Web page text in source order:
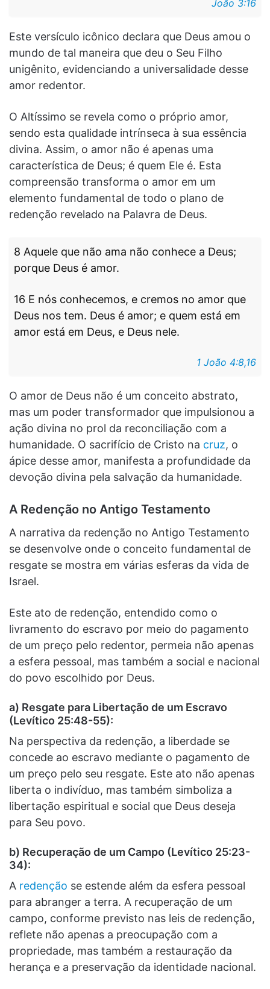
João 3:16
Este versículo icônico declara que Deus amou o
mundo de tal maneira que deu o Seu Filho
unigênito, evidenciando a universalidade desse
amor redentor.
O Altíssimo se revela como o próprio amor,
sendo esta qualidade intrínseca à sua essência
divina. Assim, o amor não é apenas uma
característica de Deus; é quem Ele é. Esta
compreensão transforma o amor em um
elemento fundamental de todo o plano de
redenção revelado na Palavra de Deus.
8 Aquele que não ama não conhece a Deus;
porque Deus é amor.
16 E nós conhecemos, e cremos no amor que
Deus nos tem. Deus é amor; e quem está em
amor está em Deus, e Deus nele.
1 João 4:8,16
O amor de Deus não é um conceito abstrato,
mas um poder transformador que impulsionou a
ação divina no prol da reconciliação com a
humanidade. O sacrifício de Cristo na cruz, o
ápice desse amor, manifesta a profundidade da
devoção divina pela salvação da humanidade.
A Redenção no Antigo Testamento
A narrativa da redenção no Antigo Testamento
se desenvolve onde o conceito fundamental de
resgate se mostra em várias esferas da vida de
Israel.
Este ato de redenção, entendido como o
livramento do escravo por meio do pagamento
de um preço pelo redentor, permeia não apenas
a esfera pessoal, mas também a social e nacional
do povo escolhido por Deus.
a) Resgate para Libertação de um Escravo
(Levítico 25:48-55):
Na perspectiva da redenção, a liberdade se
concede ao escravo mediante o pagamento de
um preço pelo seu resgate. Este ato não apenas
liberta o indivíduo, mas também simboliza a
libertação espiritual e social que Deus deseja
para Seu povo.
b) Recuperação de um Campo (Levítico 25:23-
34):
A redenção se estende além da esfera pessoal
para abranger a terra. A recuperação de um
campo, conforme previsto nas leis de redenção,
reflete não apenas a preocupação com a
propriedade, mas também a restauração da
herança e a preservação da identidade nacional.